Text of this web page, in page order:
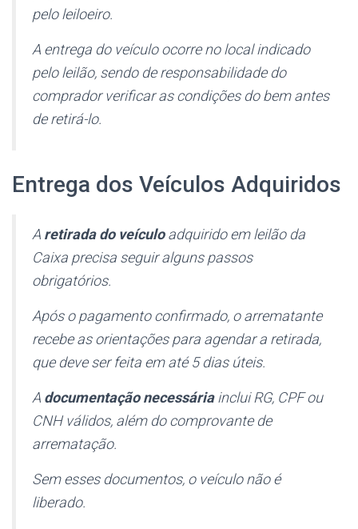
pelo leiloeiro.
A entrega do veículo ocorre no local indicado
pelo leilão, sendo de responsabilidade do
comprador verificar as condições do bem antes
de retirá-lo.
Entrega dos Veículos Adquiridos
A retirada do veículoadquirido em leilão da
Caixa precisa seguir alguns passos
obrigatórios.
Após o pagamento confirmado, o arrematante
recebe as orientações para agendar a retirada,
que deve ser feita em até 5 dias úteis.
A documentação necessáriainclui RG, CPF ou
CNH válidos, além do comprovante de
arrematação.
Sem esses documentos, o veículo não é
liberado.